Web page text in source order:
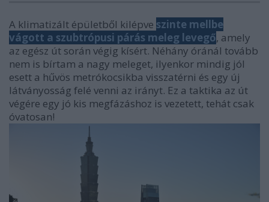
A klimatizált épületből kilépve szinte mellbe
vágott a szubtrópusi párás meleg levegő, amely
az egész út során végig kísért. Néhány óránál tovább
nem is bírtam a nagy meleget, ilyenkor mindig jól
esett a hűvös metrókocsikba visszatérni és egy új
látványosság felé venni az irányt. Ez a taktika az út
végére egy jó kis megfázáshoz is vezetett, tehát csak
óvatosan!